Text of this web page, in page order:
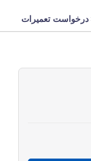
درخواست تعمیرات